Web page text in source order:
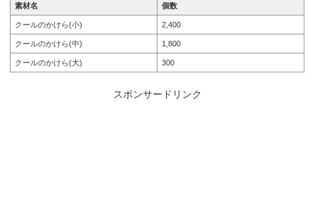
素材名 個数
クールのかけら(小) 2,400
クールのかけら(中) 1,800
クールのかけら(大) 300
スポンサードリンク